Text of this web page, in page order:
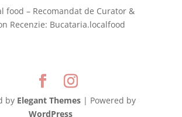
food – Recomandat de Curator &
Recenzie: Bucataria.localfood
by Elegant Themes| Powered by
WordPress